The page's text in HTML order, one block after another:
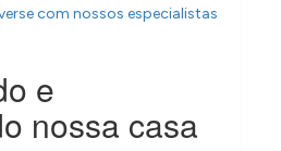
com nossos especialistas
e
nossa casa